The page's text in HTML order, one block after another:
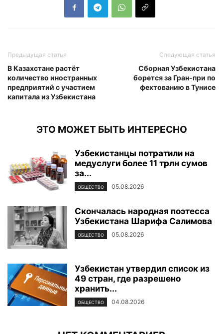
Предыдущая статья
В Казахстане растёт
количество иностранных
предприятий с участием
капитала из Узбекистана
Следующая статья
Сборная Узбекистана
борется за Гран-при по
фехтованию в Тунисе
ЭТО МОЖЕТ БЫТЬ ИНТЕРЕСНО
Узбекистанцы потратили на
медуслуги более 11 трлн сумов
за...
ОБЩЕСТВО 05.08.2026
Скончалась народная поэтесса
Узбекистана Шарифа Салимова
ОБЩЕСТВО 05.08.2026
Узбекистан утвердил список из
49 стран, где разрешено
хранить...
ОБЩЕСТВО 04.08.2026